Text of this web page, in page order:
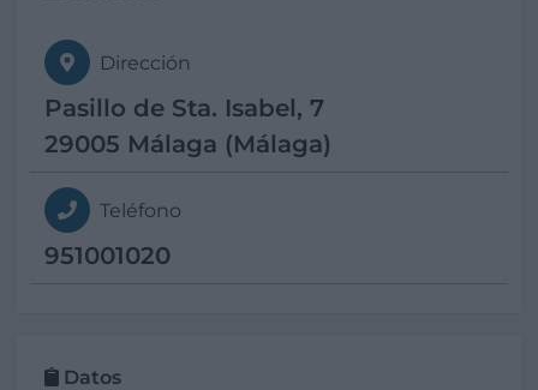
Dirección
Pasillo de Sta. Isabel, 7
29005 Málaga (Málaga)
Teléfono
951001020
Datos